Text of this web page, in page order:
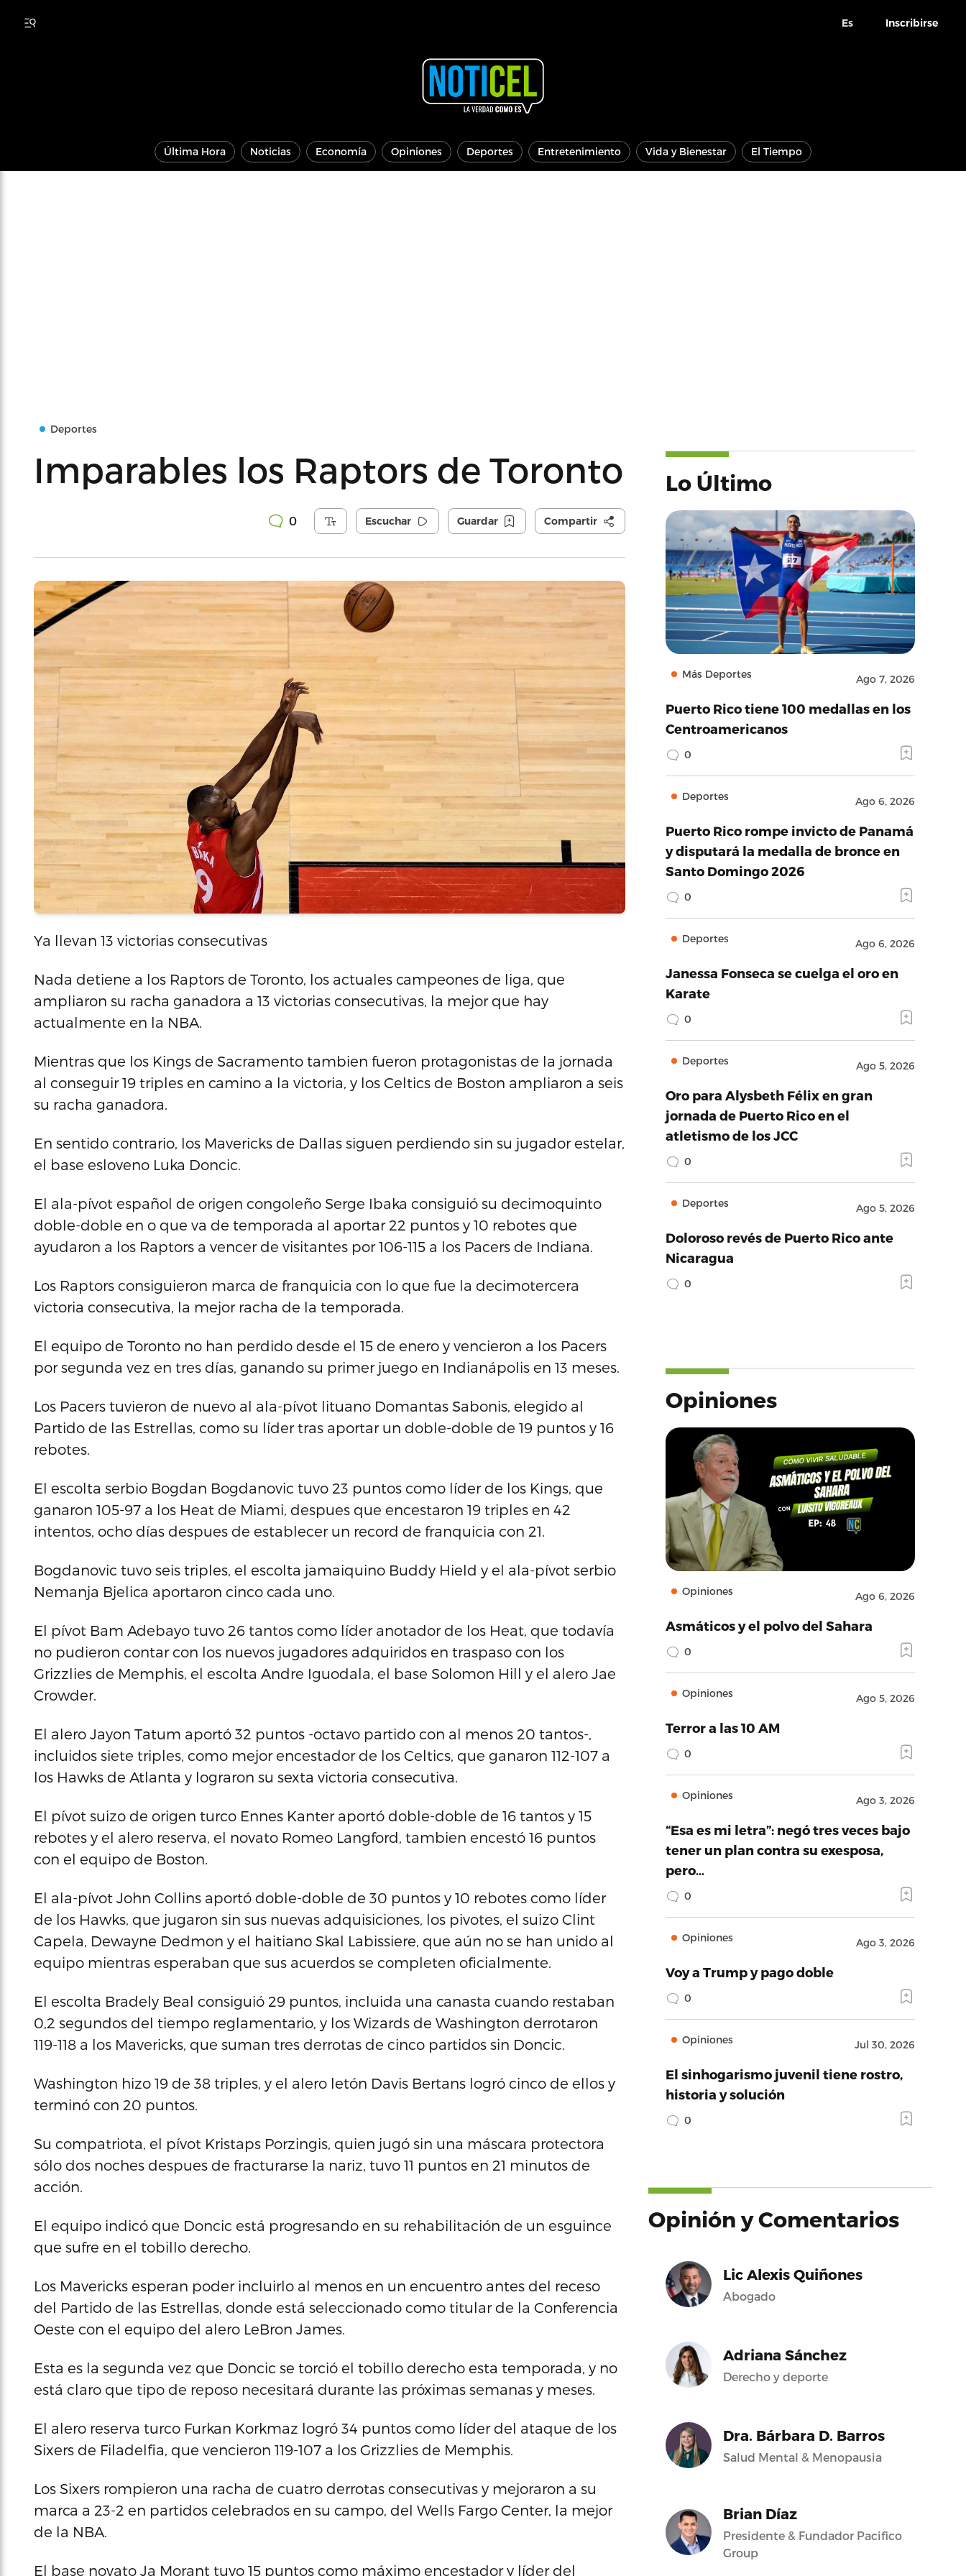
Es Inscribirse
Última Hora Noticias Economía Opiniones Deportes Entretenimiento Vida y Bienestar El Tiempo
Deportes
Imparables los Raptors de Toronto
0 Escuchar Guardar Compartir
Ya llevan 13 victorias consecutivas
Nada detiene a los Raptors de Toronto, los actuales campeones de liga, que
ampliaron su racha ganadora a 13 victorias consecutivas, la mejor que hay
actualmente en la NBA.
Mientras que los Kings de Sacramento tambien fueron protagonistas de la jornada
al conseguir 19 triples en camino a la victoria, y los Celtics de Boston ampliaron a seis
su racha ganadora.
En sentido contrario, los Mavericks de Dallas siguen perdiendo sin su jugador estelar,
el base esloveno Luka Doncic.
El ala-pívot español de origen congoleño Serge Ibaka consiguió su decimoquinto
doble-doble en o que va de temporada al aportar 22 puntos y 10 rebotes que
ayudaron a los Raptors a vencer de visitantes por 106-115 a los Pacers de Indiana.
Los Raptors consiguieron marca de franquicia con lo que fue la decimotercera
victoria consecutiva, la mejor racha de la temporada.
El equipo de Toronto no han perdido desde el 15 de enero y vencieron a los Pacers
por segunda vez en tres días, ganando su primer juego en Indianápolis en 13 meses.
Los Pacers tuvieron de nuevo al ala-pívot lituano Domantas Sabonis, elegido al
Partido de las Estrellas, como su líder tras aportar un doble-doble de 19 puntos y 16
rebotes.
El escolta serbio Bogdan Bogdanovic tuvo 23 puntos como líder de los Kings, que
ganaron 105-97 a los Heat de Miami, despues que encestaron 19 triples en 42
intentos, ocho días despues de establecer un record de franquicia con 21.
Bogdanovic tuvo seis triples, el escolta jamaiquino Buddy Hield y el ala-pívot serbio
Nemanja Bjelica aportaron cinco cada uno.
El pívot Bam Adebayo tuvo 26 tantos como líder anotador de los Heat, que todavía
no pudieron contar con los nuevos jugadores adquiridos en traspaso con los
Grizzlies de Memphis, el escolta Andre Iguodala, el base Solomon Hill y el alero Jae
Crowder.
El alero Jayon Tatum aportó 32 puntos -octavo partido con al menos 20 tantos-,
incluidos siete triples, como mejor encestador de los Celtics, que ganaron 112-107 a
los Hawks de Atlanta y lograron su sexta victoria consecutiva.
El pívot suizo de origen turco Ennes Kanter aportó doble-doble de 16 tantos y 15
rebotes y el alero reserva, el novato Romeo Langford, tambien encestó 16 puntos
con el equipo de Boston.
El ala-pívot John Collins aportó doble-doble de 30 puntos y 10 rebotes como líder
de los Hawks, que jugaron sin sus nuevas adquisiciones, los pivotes, el suizo Clint
Capela, Dewayne Dedmon y el haitiano Skal Labissiere, que aún no se han unido al
equipo mientras esperaban que sus acuerdos se completen oficialmente.
El escolta Bradely Beal consiguió 29 puntos, incluida una canasta cuando restaban
0,2 segundos del tiempo reglamentario, y los Wizards de Washington derrotaron
119-118 a los Mavericks, que suman tres derrotas de cinco partidos sin Doncic.
Washington hizo 19 de 38 triples, y el alero letón Davis Bertans logró cinco de ellos y
terminó con 20 puntos.
Su compatriota, el pívot Kristaps Porzingis, quien jugó sin una máscara protectora
sólo dos noches despues de fracturarse la nariz, tuvo 11 puntos en 21 minutos de
acción.
El equipo indicó que Doncic está progresando en su rehabilitación de un esguince
que sufre en el tobillo derecho.
Los Mavericks esperan poder incluirlo al menos en un encuentro antes del receso
del Partido de las Estrellas, donde está seleccionado como titular de la Conferencia
Oeste con el equipo del alero LeBron James.
Esta es la segunda vez que Doncic se torció el tobillo derecho esta temporada, y no
está claro que tipo de reposo necesitará durante las próximas semanas y meses.
El alero reserva turco Furkan Korkmaz logró 34 puntos como líder del ataque de los
Sixers de Filadelfia, que vencieron 119-107 a los Grizzlies de Memphis.
Los Sixers rompieron una racha de cuatro derrotas consecutivas y mejoraron a su
marca a 23-2 en partidos celebrados en su campo, del Wells Fargo Center, la mejor
de la NBA.
El base novato Ja Morant tuvo 15 puntos como máximo encestador y líder del
Lo Último
Más Deportes Ago 7, 2026
Puerto Rico tiene 100 medallas en los
Centroamericanos
0
Deportes Ago 6, 2026
Puerto Rico rompe invicto de Panamá
y disputará la medalla de bronce en
Santo Domingo 2026
0
Deportes Ago 6, 2026
Janessa Fonseca se cuelga el oro en
Karate
0
Deportes Ago 5, 2026
Oro para Alysbeth Félix en gran
jornada de Puerto Rico en el
atletismo de los JCC
0
Deportes Ago 5, 2026
Doloroso revés de Puerto Rico ante
Nicaragua
0
Opiniones
Opiniones Ago 6, 2026
Asmáticos y el polvo del Sahara
0
Opiniones Ago 5, 2026
Terror a las 10 AM
0
Opiniones Ago 3, 2026
“Esa es mi letra”: negó tres veces bajo
tener un plan contra su exesposa,
pero…
0
Opiniones Ago 3, 2026
Voy a Trump y pago doble
0
Opiniones Jul 30, 2026
El sinhogarismo juvenil tiene rostro,
historia y solución
0
Opinión y Comentarios
Lic Alexis Quiñones
Abogado
Adriana Sánchez
Derecho y deporte
Dra. Bárbara D. Barros
Salud Mental & Menopausia
Brian Díaz
Presidente & Fundador Pacifico
Group